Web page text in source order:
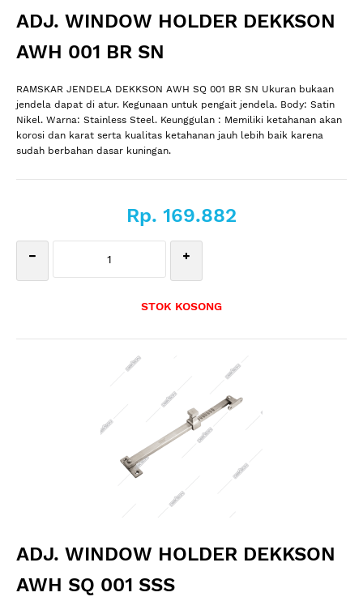
ADJ. WINDOW HOLDER DEKKSON
AWH 001 BR SN
RAMSKAR JENDELA DEKKSON AWH SQ 001 BR SN Ukuran bukaan
jendela dapat di atur. Kegunaan untuk pengait jendela. Body: Satin
Nikel. Warna: Stainless Steel. Keunggulan : Memiliki ketahanan akan
korosi dan karat serta kualitas ketahanan jauh lebih baik karena
sudah berbahan dasar kuningan.
Rp. 169.882
STOK KOSONG
ADJ. WINDOW HOLDER DEKKSON
AWH SQ 001 SSS